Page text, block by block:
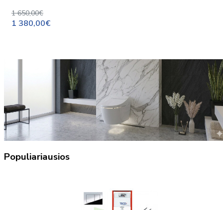
1 650,00€
1 380,00€
Populiariausios